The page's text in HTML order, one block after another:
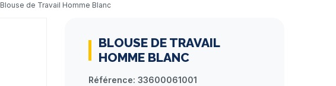
Blouse de Travail Homme Blanc
BLOUSE DE TRAVAIL
HOMME BLANC
Référence: 33600061001